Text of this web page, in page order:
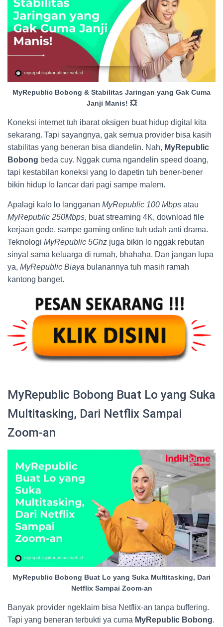
MyRepublic Bobong & Stabilitas Jaringan yang Gak Cuma
Janji Manis! 💥
Koneksi internet tuh ibarat oksigen buat hidup digital kita
sekarang. Tapi sayangnya, gak semua provider bisa kasih
stabilitas yang beneran bisa diandelin. Nah, MyRepublic
Bobong beda cuy. Nggak cuma ngandelin speed doang,
tapi kestabilan koneksi yang lo dapetin tuh bener-bener
bikin hidup lo lancar dari pagi sampe malem.
Apalagi kalo lo langganan MyRepublic 100 Mbps atau
MyRepublic 250Mbps, buat streaming 4K, download file
kerjaan gede, sampe gaming online tuh udah anti drama.
Teknologi MyRepublic 5Ghz juga bikin lo nggak rebutan
sinyal sama keluarga di rumah, bhahaha. Dan jangan lupa
ya, MyRepublic Biaya bulanannya tuh masih ramah
kantong banget.
MyRepublic Bobong Buat Lo yang Suka
Multitasking, Dari Netflix Sampai
Zoom-an
MyRepublic Bobong Buat Lo yang Suka Multitasking, Dari
Netflix Sampai Zoom-an
Banyak provider ngeklaim bisa Netflix-an tanpa buffering.
Tapi yang beneran terbukti ya cuma MyRepublic Bobong.